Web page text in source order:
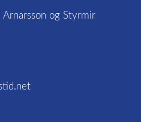
og Styrmir